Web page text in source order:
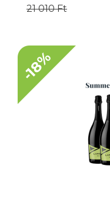
21 010 Ft
-18%